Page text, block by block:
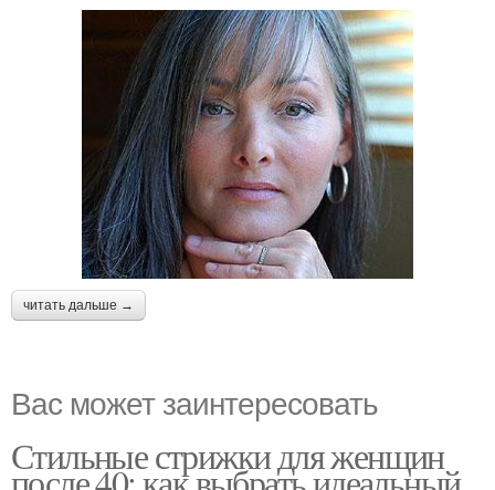
читать дальше →
Вас может заинтересовать
Стильные стрижки для женщин